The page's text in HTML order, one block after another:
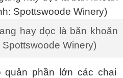
hay dọc là băn khoăn
Winery)
quản phần lớn các chai